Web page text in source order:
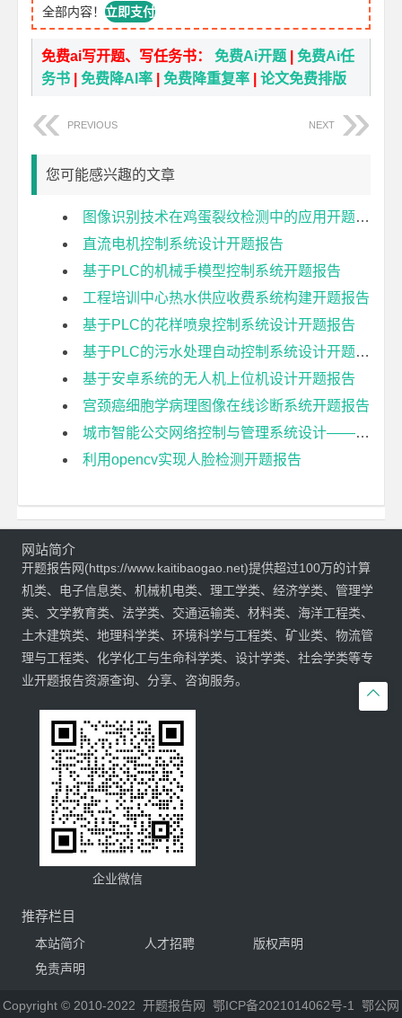
全部内容！立即支付
免费ai写开题、写任务书：免费Ai开题 |免费Ai任
务书 |免费降AI率 |免费降重复率 |论文免费排版
PREVIOUS NEXT
您可能感兴趣的文章
图像识别技术在鸡蛋裂纹检测中的应用开题报告
直流电机控制系统设计开题报告
基于PLC的机械手模型控制系统开题报告
工程培训中心热水供应收费系统构建开题报告
基于PLC的花样喷泉控制系统设计开题报告
基于PLC的污水处理自动控制系统设计开题报告
基于安卓系统的无人机上位机设计开题报告
宫颈癌细胞学病理图像在线诊断系统开题报告
城市智能公交网络控制与管理系统设计——车载终端设计与实现开题报告
利用opencv实现人脸检测开题报告

网站简介
开题报告网(https://www.kaitibaogao.net)提供超过100万的计算
机类、电子信息类、机械机电类、理工学类、经济学类、管理学
类、文学教育类、法学类、交通运输类、材料类、海洋工程类、
土木建筑类、地理科学类、环境科学与工程类、矿业类、物流管
理与工程类、化学化工与生命科学类、设计学类、社会学类等专
业开题报告资源查询、分享、咨询服务。
企业微信
推荐栏目
本站简介 人才招聘
版权声明
免责声明
Copyright © 2010-2022 开题报告网 鄂ICP备2021014062号-1 鄂公网